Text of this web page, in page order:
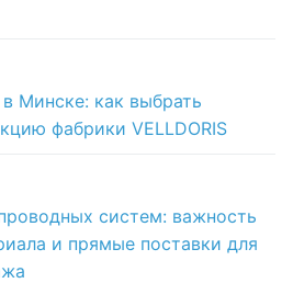
Минске: как выбрать
фабрики VELLDORIS
систем: важность
и прямые поставки для